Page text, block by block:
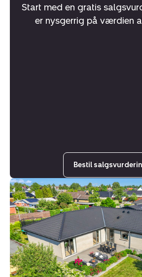
Start med en gratis
er nysgerrig på værdien
Bestil
Villa:
Udbyvej
7,
2740
Skovlunde